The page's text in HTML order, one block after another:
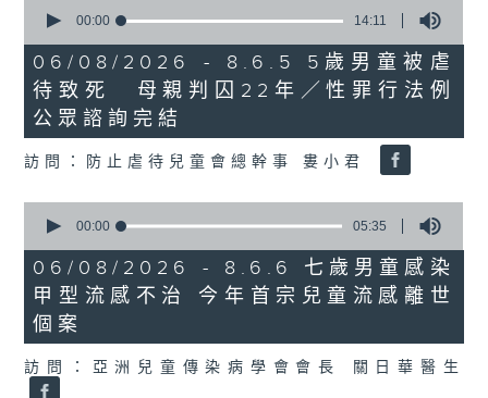
seconds
14
minutes,
11
seconds
00:00 14:11
06/08/2026 - 8.6.5 5歲男童被虐
待致死 母親判囚22年／性罪行法例
公眾諮詢完結
訪問：防止虐待兒童會總幹事 婁小君
seconds
5
minutes,
35
seconds
00:00 05:35
06/08/2026 - 8.6.6 七歲男童感染
甲型流感不治 今年首宗兒童流感離世
個案
訪問：亞洲兒童傳染病學會會長 關日華醫生